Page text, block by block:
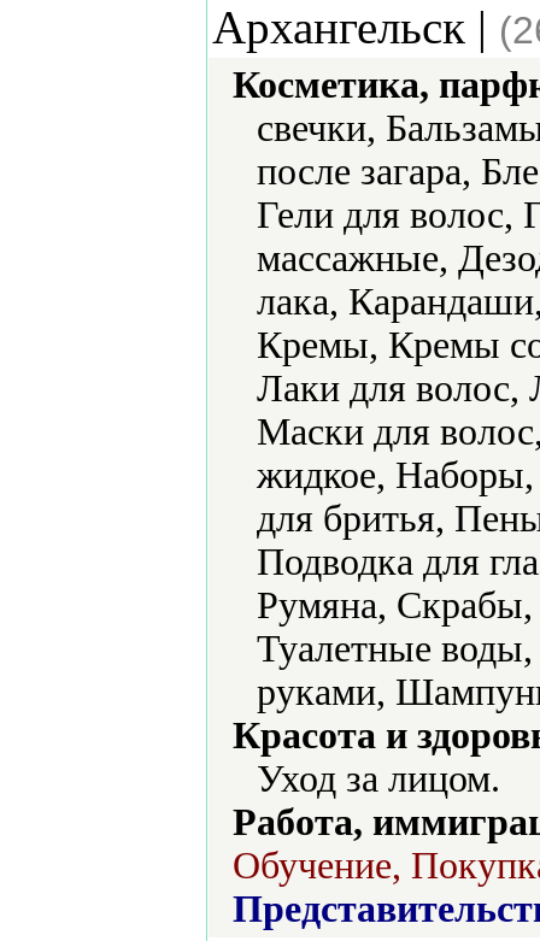
Архангельск |
Косметика,
свечки,
после загара,
Гели для волос,
массажные,
лака,
Кремы, Кремы
Лаки для волос,
Маски для
жидкое,
для бритья,
Подводка для
Румяна, Скрабы,
Туалетные
руками,
Красота и
Уход за лицом.
Работа,
Обучение,